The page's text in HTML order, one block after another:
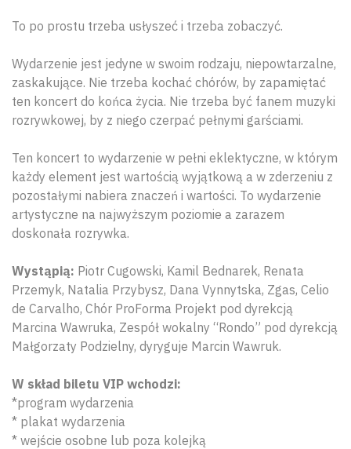
To po prostu trzeba usłyszeć i trzeba zobaczyć.
Wydarzenie jest jedyne w swoim rodzaju, niepowtarzalne,
zaskakujące. Nie trzeba kochać chórów, by zapamiętać
ten koncert do końca życia. Nie trzeba być fanem muzyki
rozrywkowej, by z niego czerpać pełnymi garściami.
Ten koncert to wydarzenie w pełni eklektyczne, w którym
każdy element jest wartością wyjątkową a w zderzeniu z
pozostałymi nabiera znaczeń i wartości. To wydarzenie
artystyczne na najwyższym poziomie a zarazem
doskonała rozrywka.
Wystąpią: Piotr Cugowski, Kamil Bednarek, Renata
Przemyk, Natalia Przybysz, Dana Vynnytska, Zgas, Celio
de Carvalho, Chór ProForma Projekt pod dyrekcją
Marcina Wawruka, Zespół wokalny “Rondo” pod dyrekcją
Małgorzaty Podzielny, dyryguje Marcin Wawruk.
W skład biletu VIP wchodzi:
*program wydarzenia
* plakat wydarzenia
* wejście osobne lub poza kolejką